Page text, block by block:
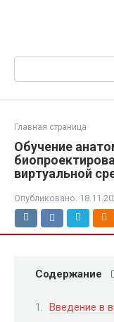
Поиск:
Главная страница
Обучение
виртуальной
Опубликовано:
Содержание
Введение в